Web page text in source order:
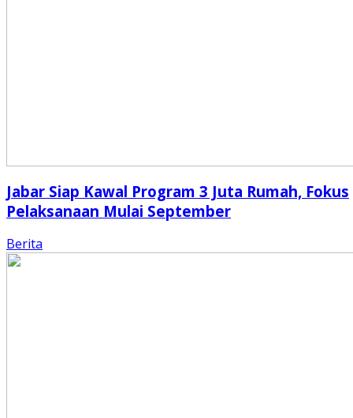
Jabar Siap Kawal Program 3 Juta Rumah, Fokus
Pelaksanaan Mulai September
Berita